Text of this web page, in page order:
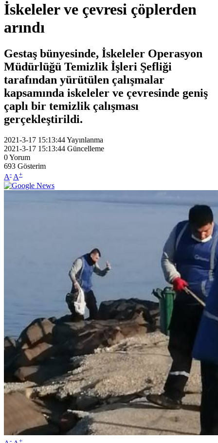
İskeleler ve çevresi çöplerden
arındı
Gestaş bünyesinde, İskeleler Operasyon
Müdürlüğü Temizlik İşleri Şefliği
tarafından yürütülen çalışmalar
kapsamında iskeleler ve çevresinde geniş
çaplı bir temizlik çalışması
gerçekleştirildi.
2021-3-17 15:13:44Yayınlanma
2021-3-17 15:13:44 Güncelleme
0Yorum
693 Gösterim
A- A+
- +